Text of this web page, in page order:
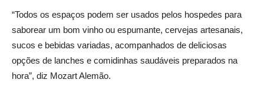
“Todos os espaços podem ser usados pelos hospedes para
saborear um bom vinho ou espumante, cervejas artesanais,
sucos e bebidas variadas, acompanhados de deliciosas
opções de lanches e comidinhas saudáveis preparados na
hora”, diz Mozart Alemão.